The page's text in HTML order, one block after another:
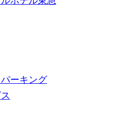
ーキング